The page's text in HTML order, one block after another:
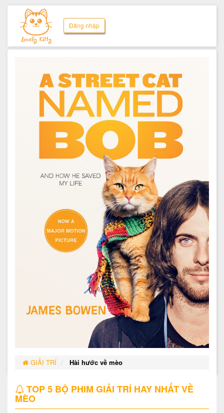
Đăng nhập
GIẢI TRÍ Hài hước về mèo
TOP 5 BỘ PHIM GIẢI TRÍ HAY NHẤT VỀ
MÈO